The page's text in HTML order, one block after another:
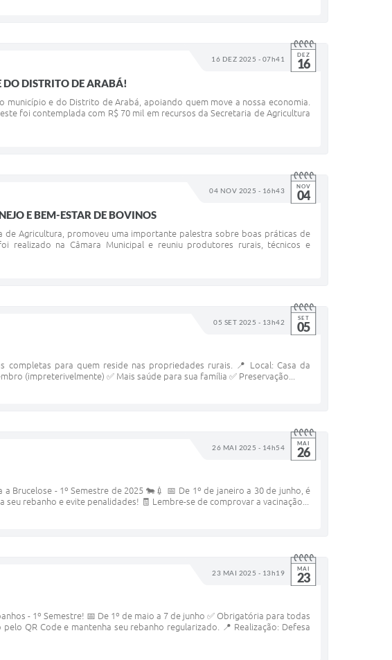
16 DEZ 2025 - 07h41 DEZ
16
DO DISTRITO DE ARABÁ!
e do Distrito de Arabá, apoiando quem move a nossa economia.
foi contemplada com R$ 70 mil em recursos da Secretaria de Agricultura
04 NOV 2025 - 16h43 NOV
04
E BEM-ESTAR DE BOVINOS
Agricultura, promoveu uma importante palestra sobre boas práticas de
na Câmara Municipal e reuniu produtores rurais, técnicos e
05 SET 2025 - 13h42 SET
05
para quem reside nas propriedades rurais. 📍 Local: Casa da
(impreterivelmente) ✅ Mais saúde para sua família ✅ Preservação...
26 MAI 2025 - 14h54 MAI
26
a Brucelose - 1º Semestre de 2025 🐄💉 📅 De 1º de janeiro a 30 de junho, é
rebanho e evite penalidades! 🧾 Lembre-se de comprovar a vacinação...
23 MAI 2025 - 13h19 MAI
23
- 1º Semestre! 📅 De 1º de maio a 7 de junho ✅ Obrigatória para todas
QR Code e mantenha seu rebanho regularizado. 📍 Realização: Defesa